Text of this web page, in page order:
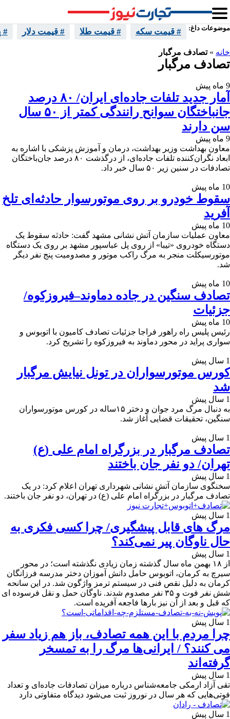
موضوعات داغ: # قیمت سکه # قیمت طلا # قیمت دلار #
خانه »تصادف مرگبار
تصادف مرگبار
9 ماه پیش
آمار جدید تلفات جاده‌ای ایران/ ۸۰ درصد
جانباختگان سوانح رانندگی کمتر از ۵۰ سال
سن دارند
9 ماه پیش
معاون بهداشت وزیر بهداشت، درمان و آموزش پزشکی با اشاره به
ابعاد نگران‌کننده تلفات جاده‌ای، از درگذشت ۸۰ درصد جان‌باختگان
تصادفات در سنین زیر ۵۰ سال خبر داد.
10 ماه پیش
سقوط خودرو بر روی موتورسوار حادثه‌ای تلخ
آفرید
10 ماه پیش
معاون عملیات سازمان آتش نشانی مشهد گفت: حادثه سقوط یک
دستگاه خودروی «تیبا» از روی پل عباسپور مشهد بر روی یک دستگاه
موتورسیکلت منجر به مرگ راکب موتور و مصدومیت پنج نفر دیگر
شد.
10 ماه پیش
تصادف سنگین در جاده دماوند–فیروزکوه/
جزئیات
10 ماه پیش
رئیس پلیس راه راهور فراجا جزئیات تصادف کامیون با اتوبوس و
سواری پراید در محور دماوند به فیروزکوه را تشریح کرد.
1 سال پیش
کورس موتورسواران در تونل نیایش مرگبار
شد
1 سال پیش
به دنبال مرگ مرد جوان و دختر ۱۵ساله در کورس موتورسواران
سنگین، تحقیقات قضایی آغاز شد.
1 سال پیش
تصادف مرگبار در بزرگراه امام علی (ع)
تهران/ دو نفر جان باختند
1 سال پیش
سخنگوی سازمان آتش نشانی شهرداری تهران اعلام کرد: در یک
تصادف مرگبار در بزرگراه امام علی (ع) در تهران، دو نفر جان باختند.
1 سال پیش
مرگ های قابل پیشگیری/ چرا کسی فکری به
حال ناوگان پیر نمی‌کند؟
1 سال پیش
از ۱۸ بهمن ماه سال گذشته زمان زیادی نگذشته است؛ در محور
سیرچ به کرمان، اتوبوس حامل دانش آموزان دختر مدرسه فرزانگان
کرمان به دلیل نقص فنی در سیستم ترمز واژگون شد. در این سانحه
شش نفر فوت و ۳۵ نفر مصدوم شدند. ناوگان حمل و نقل فرسوده ای
که قبل و بعد از آن نیز بارها فاجعه آفریده است.
1 سال پیش
چرا مردم با این همه تصادف، باز هم زیاد سفر
می کنند؟ / ایرانی‌ها مرگ را به تمسخر
گرفته‌اند
1 سال پیش
تقی آزاد ارمکی جامعه‌شناس درباره میزان تصادفات جاده‌ای و تعداد
فوتی‌هایی که هر سال در نوروز ثبت می‌شود دیدگاه متفاوتی دارد
1 سال پیش